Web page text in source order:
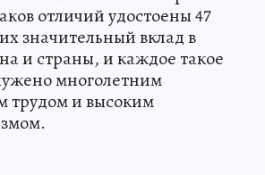
отличий удостоены 47
значительный вклад в
и страны, и каждое такое
многолетним
трудом и высоким